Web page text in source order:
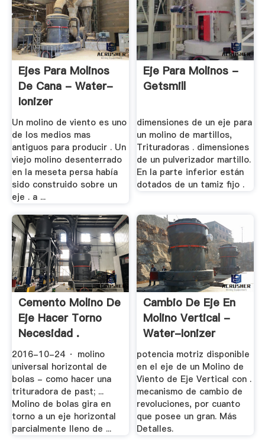
Ejes Para Molinos
De Cana - Water-
Ionizer
Un molino de viento es uno
de los medios mas
antiguos para producir . Un
viejo molino desenterrado
en la meseta persa había
sido construido sobre un
eje . a ...
Eje Para Molinos -
Getsmill
dimensiones de un eje para
un molino de martillos,
Trituradoras . dimensiones
de un pulverizador martillo.
En la parte inferior están
dotados de un tamiz fijo .
Cemento Molino De
Eje Hacer Torno
Necesidad .
2016-10-24 · molino
universal horizontal de
bolas - como hacer una
trituradora de past; ...
Molino de bolas gira en
torno a un eje horizontal
parcialmente lleno de ...
Cambio De Eje En
Molino Vertical -
Water-Ionizer
potencia motriz disponible
en el eje de un Molino de
Viento de Eje Vertical con .
mecanismo de cambio de
revoluciones, por cuanto
que posee un gran. Más
Detalles.